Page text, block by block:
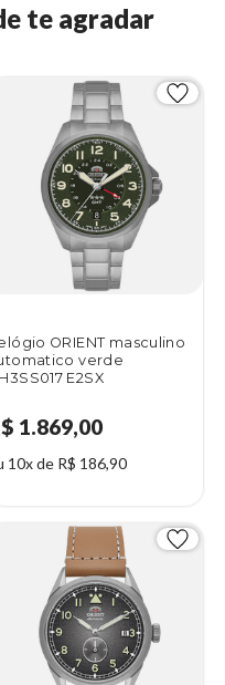
te agradar
ORIENT masculino
verde
E2SX
1.869,00
10x de R$ 186,90